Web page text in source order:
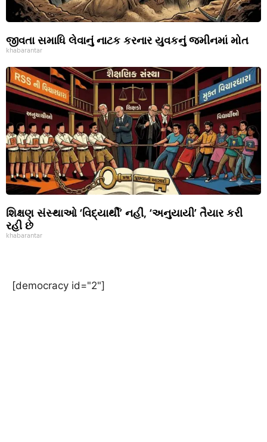
જીવતા સમાધિ લેવાનું નાટક કરનાર યુવકનું જમીનમાં મોત
khabarantar
શિક્ષણ સંસ્થાઓ ‘વિદ્યાર્થી’ નહીં, ‘અનુયાયી’ તૈયાર કરી
રહી છે
khabarantar
[democracy id="2"]